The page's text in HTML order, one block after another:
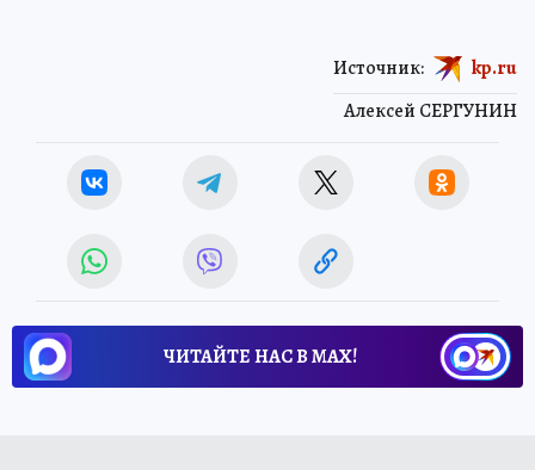
Алексей СЕРГУНИН
Источник: kp.ru
ЧИТАЙТЕ НАС В МАХ!